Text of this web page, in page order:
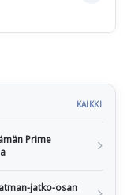
KAIKKI
Prime
jatko-osan